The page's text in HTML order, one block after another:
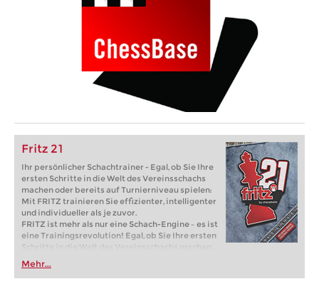
Fritz 21
Ihr persönlicher Schachtrainer - Egal, ob Sie Ihre
ersten Schritte in die Welt des Vereinsschachs
machen oder bereits auf Turnierniveau spielen:
Mit FRITZ trainieren Sie effizienter, intelligenter
und individueller als je zuvor.
FRITZ ist mehr als nur eine Schach-Engine – es ist
eine Trainingsrevolution! Egal, ob Sie Ihre ersten
Schritte in die Welt des Vereinsschachs machen
oder bereits auf Turnierniveau spielen: Mit
FRITZ trainieren Sie effizienter, intelligenter und
individueller als je zuvor.
Mehr...